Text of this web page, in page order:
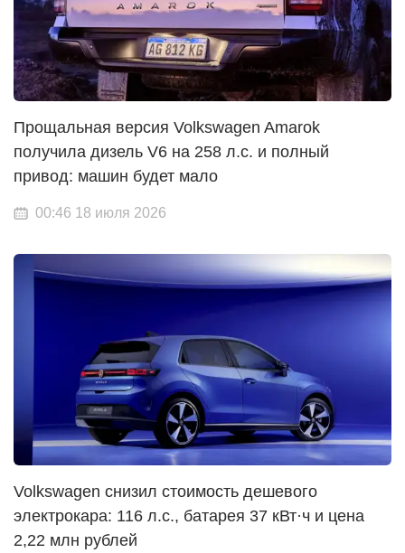
Прощальная версия Volkswagen Amarok
получила дизель V6 на 258 л.с. и полный
привод: машин будет мало
00:46 18 июля 2026
Volkswagen снизил стоимость дешевого
электрокара: 116 л.с., батарея 37 кВт·ч и цена
2,22 млн рублей